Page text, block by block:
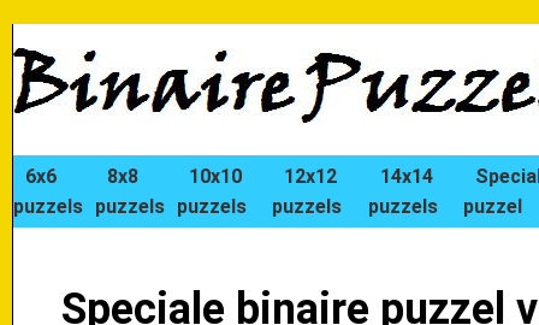
6x6
puzzels
8x8
puzzels
10x10
puzzels
12x12
puzzels
14x14
puzzels
puzzel
Speciale binaire puzzel